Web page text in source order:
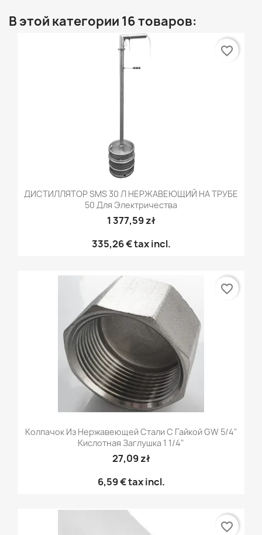
В этой категории 16 товаров:
ДИСТИЛЛЯТОР SMS 30 Л НЕРЖАВЕЮЩИЙ НА ТРУБЕ
50 Для Электричества
1 377,59 zł
335,26 €tax incl.
favorite_border
Колпачок Из Нержавеющей Стали С Гайкой GW 5/4"
Кислотная Заглушка 1 1/4"
27,09 zł
6,59 €tax incl.
favorite_border
favorite_border